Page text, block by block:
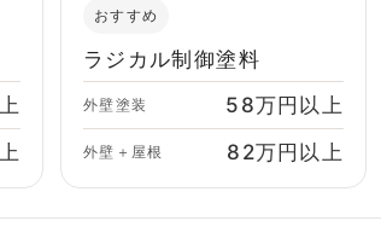
おすすめ
ラジカル制御塗料
外壁塗装 58万円以上
外壁＋屋根 82万円以上